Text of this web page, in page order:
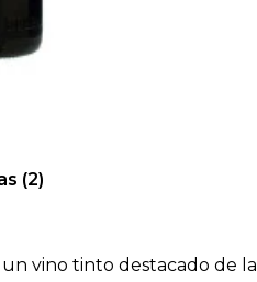
(2)
un vino tinto destacado de la